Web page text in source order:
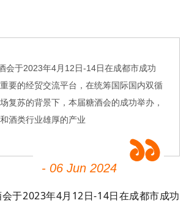
会于2023年4月12日-14日在成都市成功
要的经贸交流平台，在统筹国际国内双循
复苏的背景下，本届糖酒会的成功举办，
酒类行业雄厚的产业
- 06 Jun 2024
于2023年4月12日-14日在成都市成功